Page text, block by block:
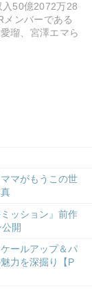
50億2072万28
ンバーである
瑠、宮澤エマら
マがもうこの世
ッション』前作
開
ールアップ＆パ
力を深掘り【P